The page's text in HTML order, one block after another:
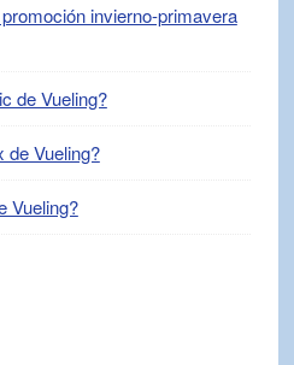
invierno-primavera
de Vueling?
de Vueling?
Vueling?